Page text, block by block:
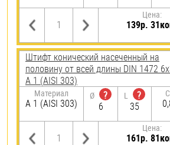
Цена:
139р.
Штифт конический насеченный на
половину от всей длины DIN 1472
А 1 (AISI 303)
Материал
А 1 (AISI 303)
Ø
?
6
L
?
35
C
Цена:
161р.